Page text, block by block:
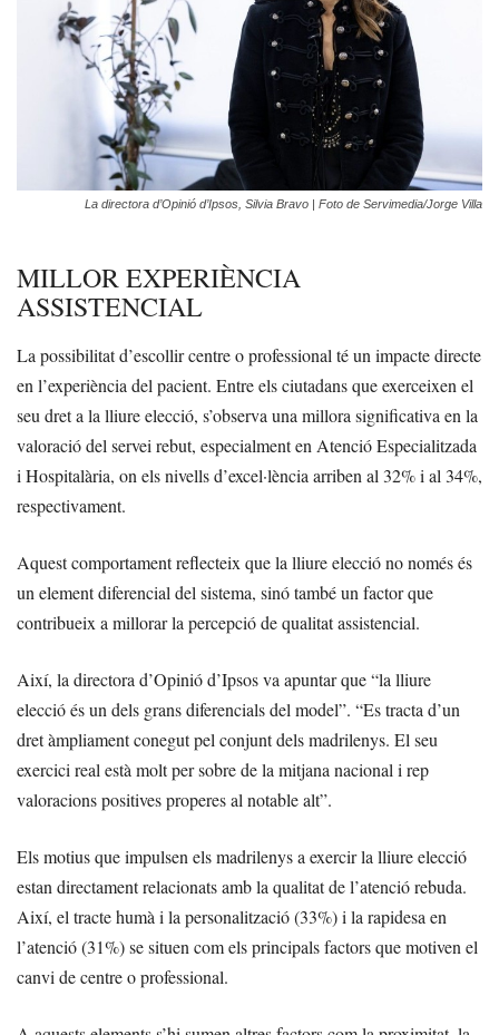
La directora d’Opinió d’Ipsos, Silvia Bravo | Foto de Servimedia/Jorge Villa
MILLOR EXPERIÈNCIA
ASSISTENCIAL
La possibilitat d’escollir centre o professional té un impacte directe
en l’experiència del pacient. Entre els ciutadans que exerceixen el
seu dret a la lliure elecció, s’observa una millora significativa en la
valoració del servei rebut, especialment en Atenció Especialitzada
i Hospitalària, on els nivells d’excel·lència arriben al 32% i al 34%,
respectivament.
Aquest comportament reflecteix que la lliure elecció no només és
un element diferencial del sistema, sinó també un factor que
contribueix a millorar la percepció de qualitat assistencial.
Així, la directora d’Opinió d’Ipsos va apuntar que “la lliure
elecció és un dels grans diferencials del model”. “Es tracta d’un
dret àmpliament conegut pel conjunt dels madrilenys. El seu
exercici real està molt per sobre de la mitjana nacional i rep
valoracions positives properes al notable alt”.
Els motius que impulsen els madrilenys a exercir la lliure elecció
estan directament relacionats amb la qualitat de l’atenció rebuda.
Així, el tracte humà i la personalització (33%) i la rapidesa en
l’atenció (31%) se situen com els principals factors que motiven el
canvi de centre o professional.